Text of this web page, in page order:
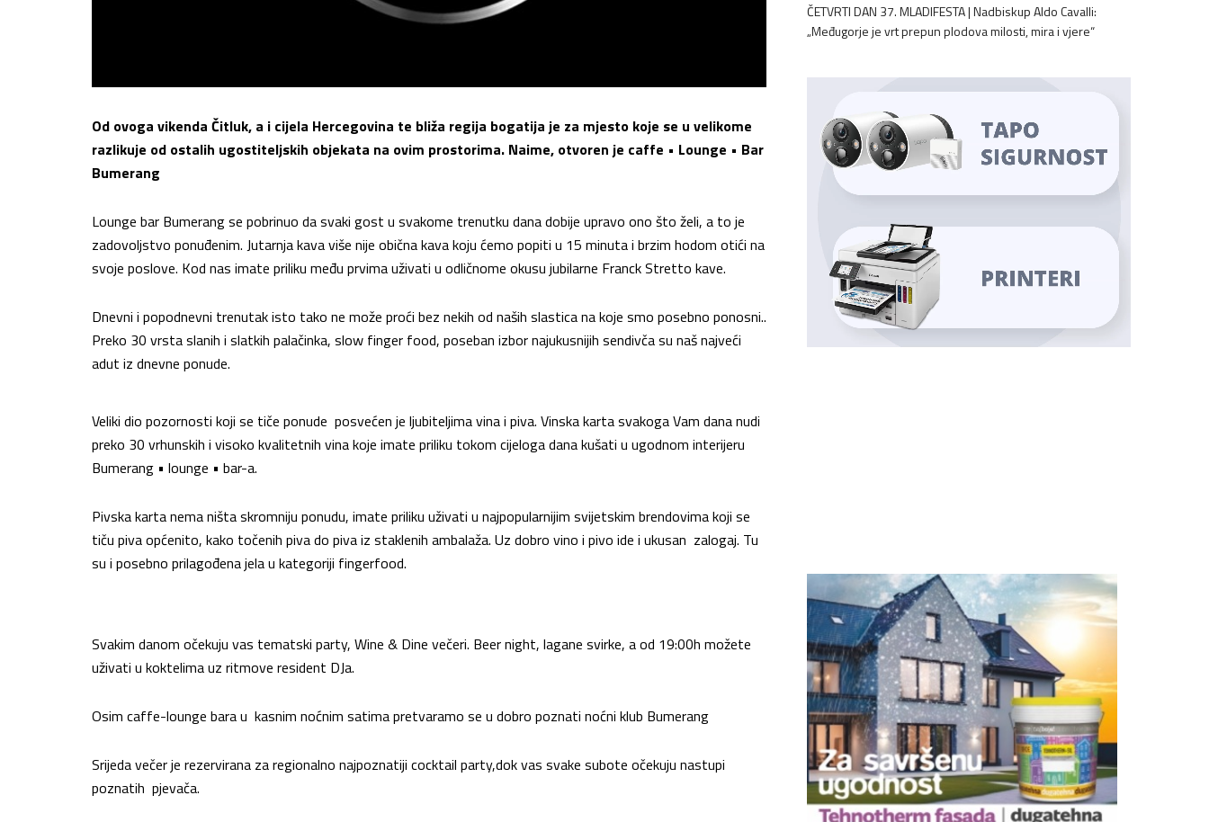
Od ovoga vikenda Čitluk, a i cijela Hercegovina te bliža regija bogatija je za mjesto koje se u velikome
razlikuje od ostalih ugostiteljskih objekata na ovim prostorima. Naime, otvoren je caffe • Lounge • Bar
Bumerang
Lounge bar Bumerang se pobrinuo da svaki gost u svakome trenutku dana dobije upravo ono što želi, a to je
zadovoljstvo ponuđenim. Jutarnja kava više nije obična kava koju ćemo popiti u 15 minuta i brzim hodom otići na
svoje poslove. Kod nas imate priliku među prvima uživati u odličnome okusu jubilarne Franck Stretto kave.
Dnevni i popodnevni trenutak isto tako ne može proći bez nekih od naših slastica na koje smo posebno ponosni..
Preko 30 vrsta slanih i slatkih palačinka, slow finger food, poseban izbor najukusnijih sendivča su naš najveći
adut iz dnevne ponude.
Veliki dio pozornosti koji se tiče ponude posvećen je ljubiteljima vina i piva. Vinska karta svakoga Vam dana nudi
preko 30 vrhunskih i visoko kvalitetnih vina koje imate priliku tokom cijeloga dana kušati u ugodnom interijeru
Bumerang • lounge • bar-a.
Pivska karta nema ništa skromniju ponudu, imate priliku uživati u najpopularnijim svijetskim brendovima koji se
tiču piva općenito, kako točenih piva do piva iz staklenih ambalaža. Uz dobro vino i pivo ide i ukusan zalogaj. Tu
su i posebno prilagođena jela u kategoriji fingerfood.
Svakim danom očekuju vas tematski party, Wine & Dine večeri. Beer night, lagane svirke, a od 19:00h možete
uživati u koktelima uz ritmove resident DJa.
Osim caffe-lounge bara u kasnim noćnim satima pretvaramo se u dobro poznati noćni klub Bumerang
Srijeda večer je rezervirana za regionalno najpoznatiji cocktail party,dok vas svake subote očekuju nastupi
poznatih pjevača.
ČETVRTI DAN 37. MLADIFESTA | Nadbiskup Aldo Cavalli:
„Međugorje je vrt prepun plodova milosti, mira i vjere“